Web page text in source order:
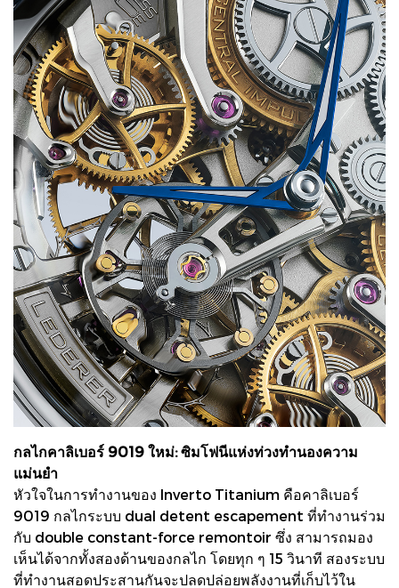
กลไกคาลิเบอร์ 9019 ใหม่: ซิมโฟนีแห่งท่วงทํานองความ
แม่นยํา
หัวใจในการทํางานของ Inverto Titanium คือคาลิเบอร์
9019 กลไกระบบ dual detent escapement ที่ทํางานร่วม
กับ double constant-force remontoir ซึ่ง สามารถมอง
เห็นได้จากทั้งสองด้านของกลไก โดยทุก ๆ 15 วินาที สองระบบ
ที่ทํางานสอดประสานกันจะปลดปล่อยพลังงานที่เก็บไว้ใน